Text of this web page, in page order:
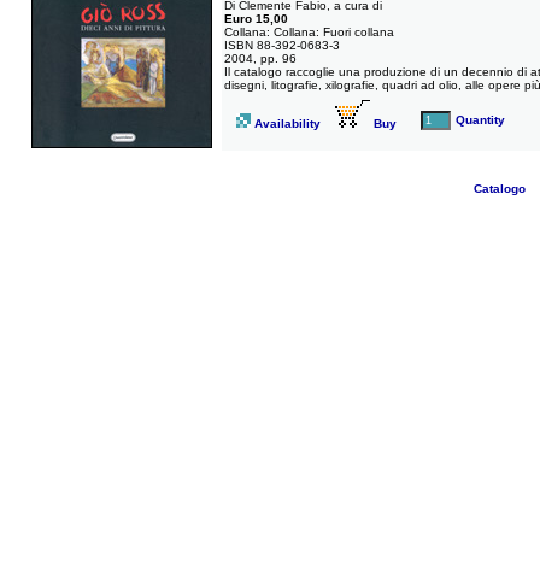
Di Clemente Fabio, a cura di
Euro 15,00
Collana: Collana: Fuori collana
ISBN 88-392-0683-3
2004, pp. 96
Il catalogo raccoglie una produzione di un decennio di
disegni, litografie, xilografie, quadri ad olio, alle opere
Availability Buy Quantity
Catalogo